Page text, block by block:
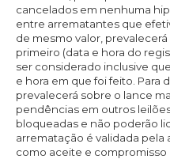
cancelados em nenhuma
entre arrematantes que
de mesmo valor,
primeiro (data e hora do
ser considerado inclusive
e hora em que foi feito. Para
prevalecerá sobre o lance
pendências em outros
bloqueadas e não poderão
arrematação é validada
como aceite e compromisso